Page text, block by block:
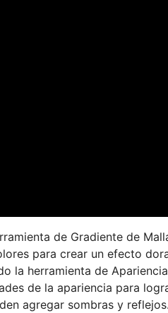
de Gradiente de
para crear un efecto
la herramienta de
de la apariencia para
agregar sombras y